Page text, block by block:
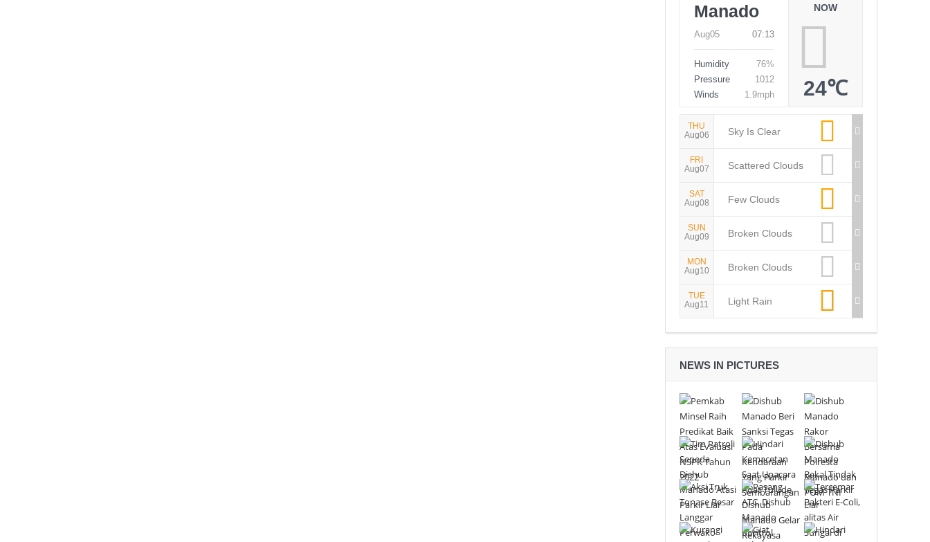
Manado
Aug05 07:13
Humidity
76%
Pressure
1012
Winds
1.9mph
NOW
24℃
THU
Aug06
Sky Is Clear
FRI
Aug07
Scattered Clouds
SAT
Aug08
Few Clouds
SUN
Aug09
Broken Clouds
MON
Aug10
Broken Clouds
TUE
Aug11
Light Rain
NEWS IN PICTURES